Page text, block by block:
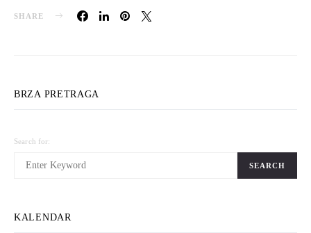
SHARE
BRZA PRETRAGA
Search for:
SEARCH
KALENDAR